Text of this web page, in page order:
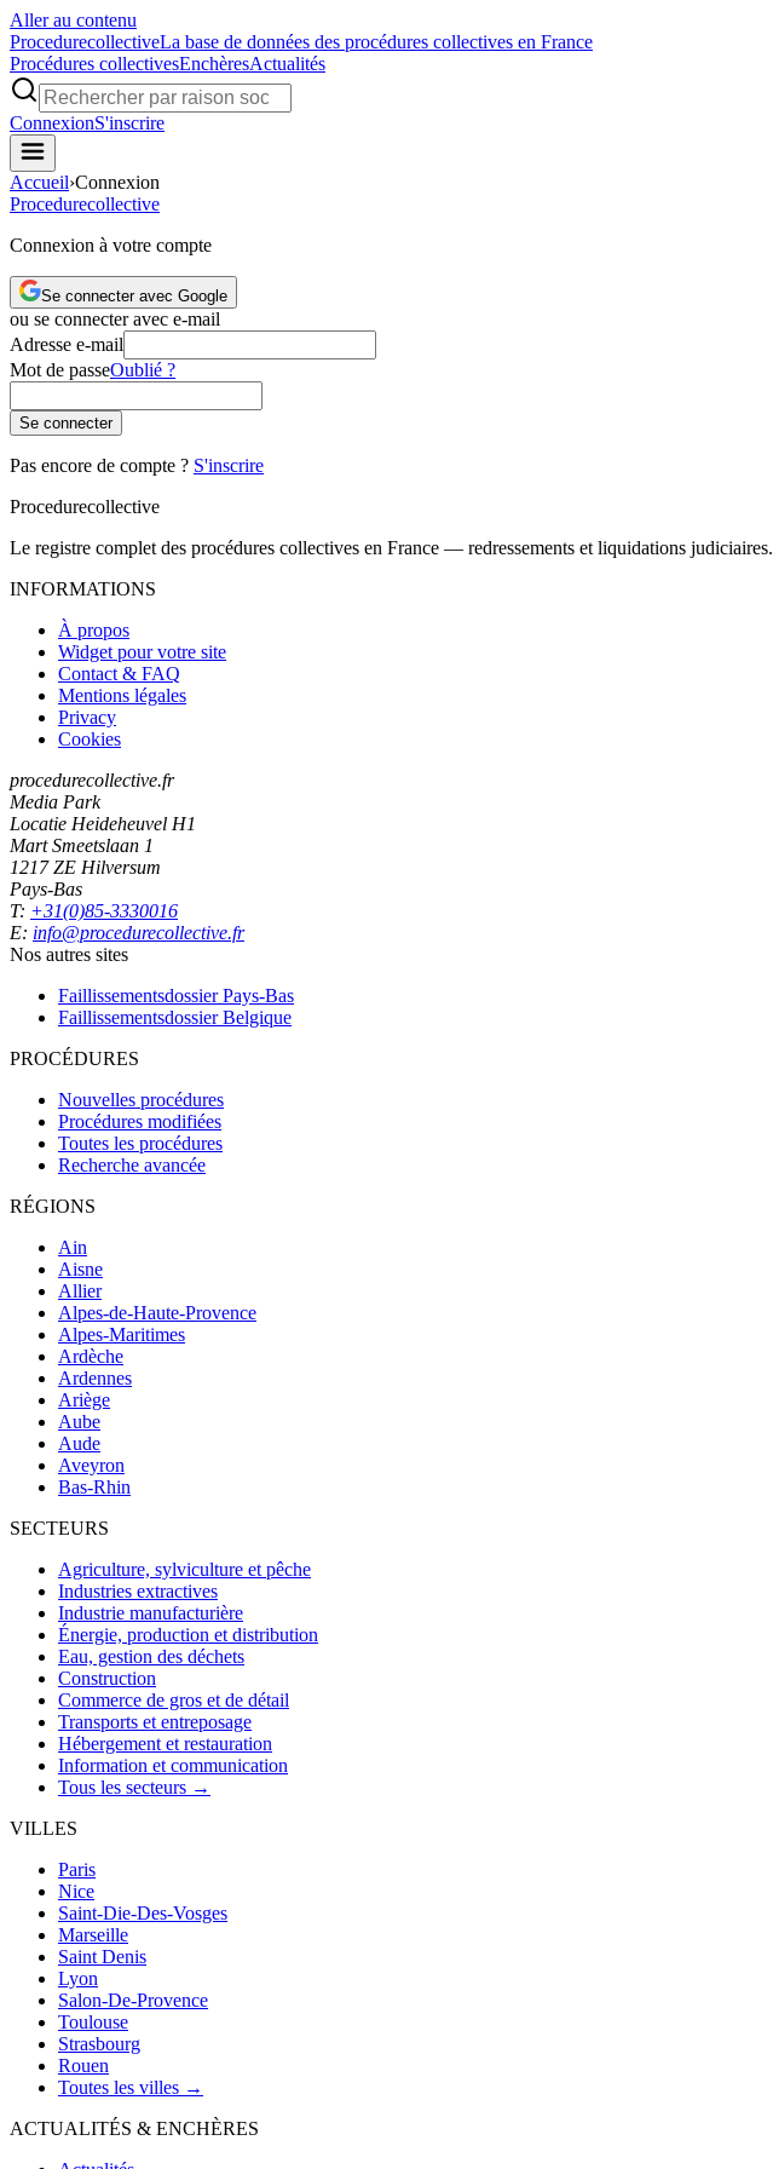
Aller au contenu
ProcedurecollectiveLa base de données des procédures collectives en France
Procédures collectivesEnchèresActualités
ConnexionS'inscrire
Accueil›Connexion
Procedurecollective
Connexion à votre compte
Se connecter avec Google
ou se connecter avec e-mail
Adresse e-mail
Mot de passeOublié ?
Se connecter
Pas encore de compte ? S'inscrire
Procedurecollective
Le registre complet des procédures collectives en France — redressements et liquidations judiciaires.
INFORMATIONS
À propos
Widget pour votre site
Contact & FAQ
Mentions légales
Privacy
Cookies
procedurecollective.fr
Media Park
Locatie Heideheuvel H1
Mart Smeetslaan 1
1217 ZE Hilversum
Pays-Bas
T: +31(0)85-3330016
E: info@procedurecollective.fr
Nos autres sites
Faillissementsdossier Pays-Bas
Faillissementsdossier Belgique
PROCÉDURES
Nouvelles procédures
Procédures modifiées
Toutes les procédures
Recherche avancée
RÉGIONS
Ain
Aisne
Allier
Alpes-de-Haute-Provence
Alpes-Maritimes
Ardèche
Ardennes
Ariège
Aube
Aude
Aveyron
Bas-Rhin
SECTEURS
Agriculture, sylviculture et pêche
Industries extractives
Industrie manufacturière
Énergie, production et distribution
Eau, gestion des déchets
Construction
Commerce de gros et de détail
Transports et entreposage
Hébergement et restauration
Information et communication
Tous les secteurs →
VILLES
Paris
Nice
Saint-Die-Des-Vosges
Marseille
Saint Denis
Lyon
Salon-De-Provence
Toulouse
Strasbourg
Rouen
Toutes les villes →
ACTUALITÉS & ENCHÈRES